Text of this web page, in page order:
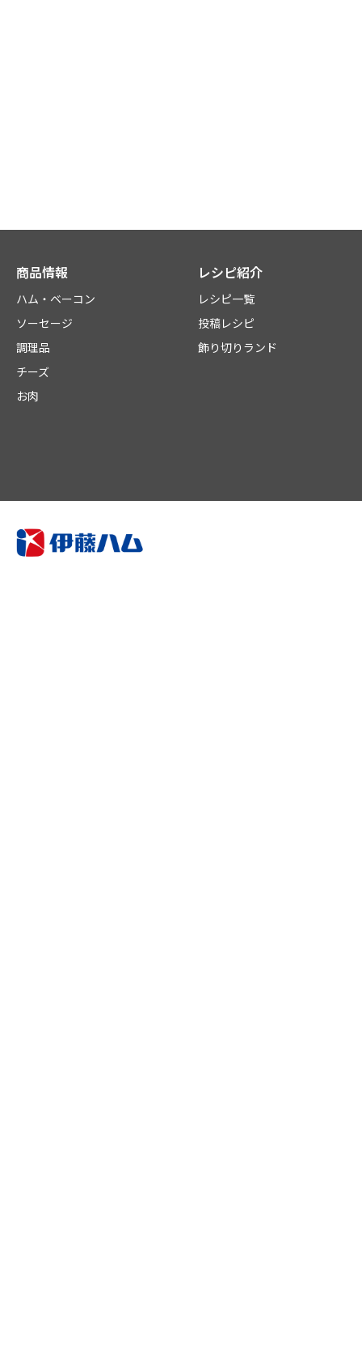
商品情報
ハム・ベーコン
ソーセージ
調理品
チーズ
お肉
レシピ紹介
レシピ一覧
投稿レシピ
飾り切りランド